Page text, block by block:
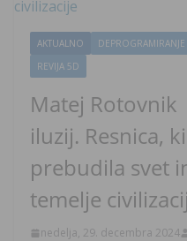
AKTUALNO
REVIJA 5D
Matej Rotovnik
iluzij. Resnica,
prebudila svet
temelje
nedelja, 29. decembra 2024